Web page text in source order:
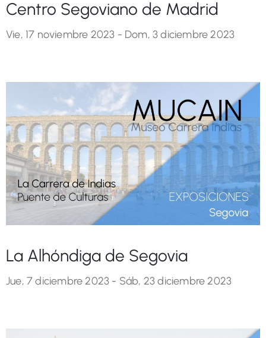
Centro Segoviano de Madrid
Vie, 17 noviembre 2023 - Dom, 3 diciembre 2023
La Alhóndiga de Segovia
Jue, 7 diciembre 2023 - Sáb, 23 diciembre 2023